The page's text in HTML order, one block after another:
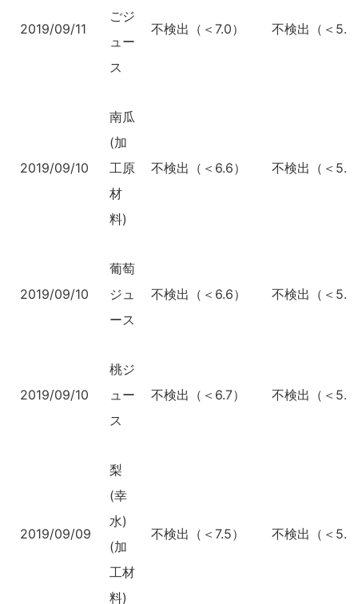
2019/09/11
ごジ
ュー
ス
不検出（＜7.0） 不検出（＜5.3
2019/09/10
南瓜
(加
工原
材
料)
不検出（＜6.6） 不検出（＜5.0
2019/09/10
葡萄
ジュ
ース
不検出（＜6.6） 不検出（＜5.0
2019/09/10
桃ジ
ュー
ス
不検出（＜6.7） 不検出（＜5.0
2019/09/09
梨
(幸
水)
(加
工材
料)
不検出（＜7.5） 不検出（＜5.6